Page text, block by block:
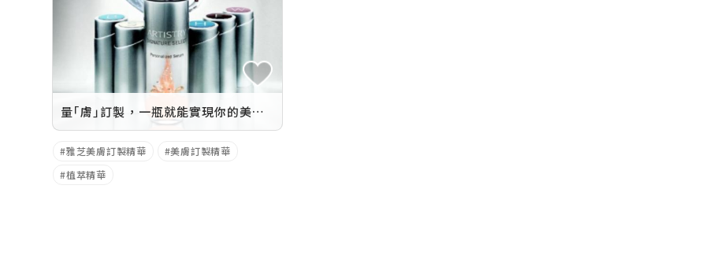
量｢膚｣訂製，一瓶就能實現你的美肌願望！
雅芝美膚訂製精華
美膚訂製精華
植萃精華